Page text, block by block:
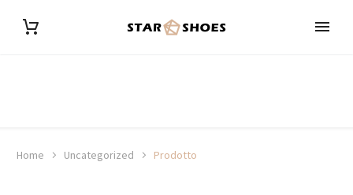
Home Uncategorized Prodotto